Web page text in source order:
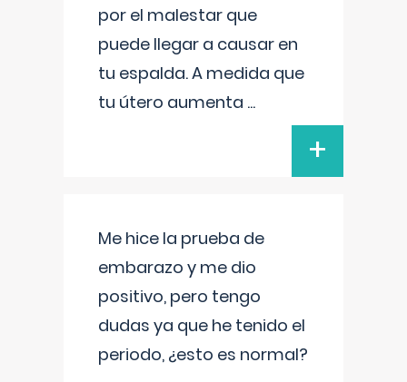
por el malestar que
puede llegar a causar en
tu espalda. A medida que
tu útero aumenta ...
+
Me hice la prueba de
embarazo y me dio
positivo, pero tengo
dudas ya que he tenido el
periodo, ¿esto es normal?